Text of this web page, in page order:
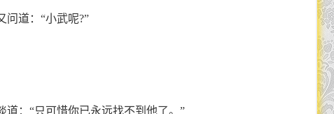
问道：“小武呢?”
：“只可惜你已永远找不到他了。”